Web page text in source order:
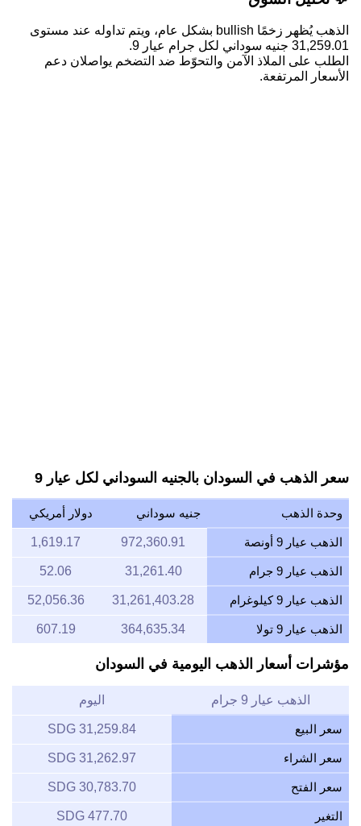
الذهب يُظهر زخمًا bullish بشكل عام، ويتم تداوله عند مستوى
31,259.01 جنيه سوداني لكل جرام عيار 9.
الطلب على الملاذ الآمن والتحوّط ضد التضخم يواصلان دعم
الأسعار المرتفعة.
سعر الذهب في السودان بالجنيه السوداني لكل عيار 9
وحدة الذهب جنيه سوداني دولار أمريكي
الذهب عيار 9 أونصة 972,360.91
1,619.17
الذهب عيار 9 جرام 31,261.40
52.06
الذهب عيار 9 كيلوغرام 31,261,403.28
52,056.36
الذهب عيار 9 تولا 364,635.34
607.19
مؤشرات أسعار الذهب اليومية في السودان
الذهب عيار 9 جرام اليوم
سعر البيع 31,259.84 SDG
سعر الشراء 31,262.97 SDG
سعر الفتح 30,783.70 SDG
التغير 477.70 SDG